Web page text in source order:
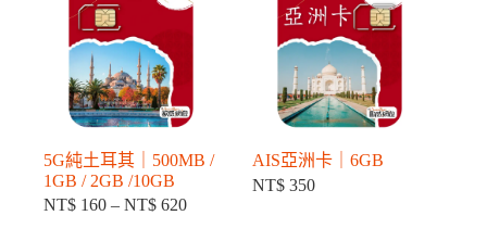
5G純土耳其｜500MB /
1GB / 2GB /10GB
NT$ 160 – NT$ 620價
AIS亞洲卡｜6GB
NT$ 350